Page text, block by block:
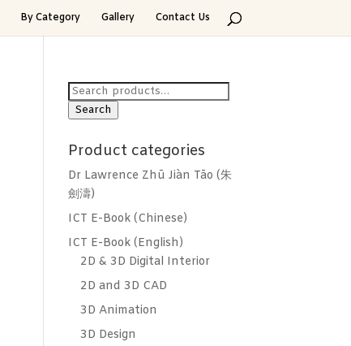
By Category Gallery Contact Us
Search
for:
Search
Product categories
Dr Lawrence Zhū Jiàn Tāo (朱
劍濤)
ICT E-Book (Chinese)
ICT E-Book (English)
2D & 3D Digital Interior
2D and 3D CAD
3D Animation
3D Design